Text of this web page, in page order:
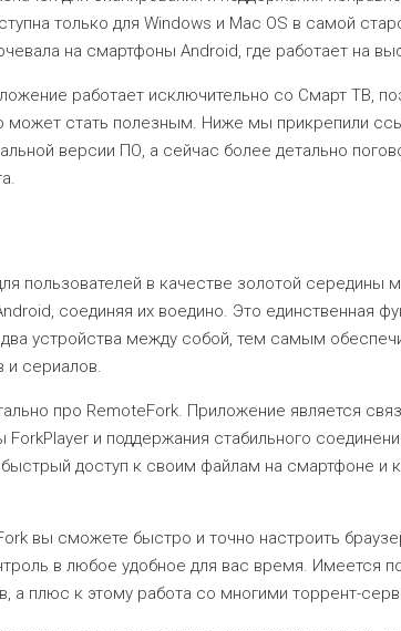
только для Windows и Mac OS в самой
на смартфоны Android, где работает на
работает исключительно со Смарт ТВ,
может стать полезным. Ниже мы прикрепили
версии ПО, а сейчас более детально
пользователей в качестве золотой середины
соединяя их воедино. Это единственная
устройства между собой, тем самым
и сериалов.
про RemoteFork. Приложение является
ForkPlayer и поддержания стабильного
доступ к своим файлам на смартфоне и
вы сможете быстро и точно настроить
в любое удобное для вас время. Имеется
а плюс к этому работа со многими торрент-